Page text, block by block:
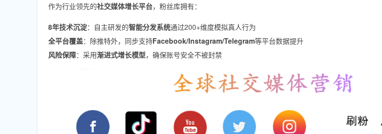
作为行业领先的社交媒体增长平台，粉丝库拥有：
8年技术沉淀：自主研发的智能分发系统通过200+维度模拟真人行为
全平台覆盖：除推特外，同步支持Facebook/Instagram/Telegram等平台数据提升
风险保障：采用渐进式增长模型，确保账号安全不被封禁